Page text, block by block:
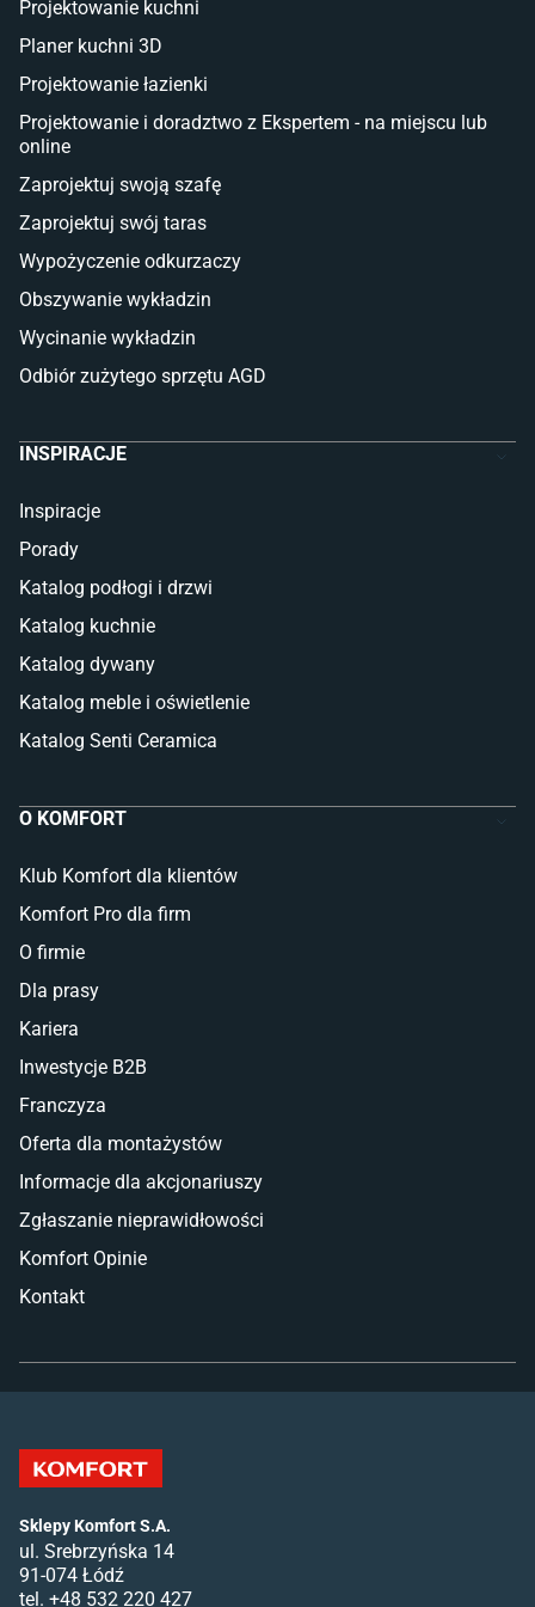
Sztuczna trawa miękka
Koce i pledy
Płytki na balkon
Lampy stojące LED
Płytki
Płytki betonowe
Płytki Cersanit
Płytki wielkoformatowe
Glazura
Płytki marmurowe
Projektowanie kuchni
Planer kuchni 3D
Projektowanie łazienki
Projektowanie i doradztwo z Ekspertem - na miejscu lub
online
Zaprojektuj swoją szafę
Zaprojektuj swój taras
Wypożyczenie odkurzaczy
Obszywanie wykładzin
Wycinanie wykładzin
Odbiór zużytego sprzętu AGD
INSPIRACJE
Inspiracje
Porady
Katalog podłogi i drzwi
Katalog kuchnie
Katalog dywany
Katalog meble i oświetlenie
Katalog Senti Ceramica
O KOMFORT
Klub Komfort dla klientów
Komfort Pro dla firm
O firmie
Dla prasy
Kariera
Inwestycje B2B
Franczyza
Oferta dla montażystów
Informacje dla akcjonariuszy
Zgłaszanie nieprawidłowości
Komfort Opinie
Kontakt
Sklepy Komfort S.A.
ul. Srebrzyńska 14
91-074 Łódź
tel. +48 532 220 427